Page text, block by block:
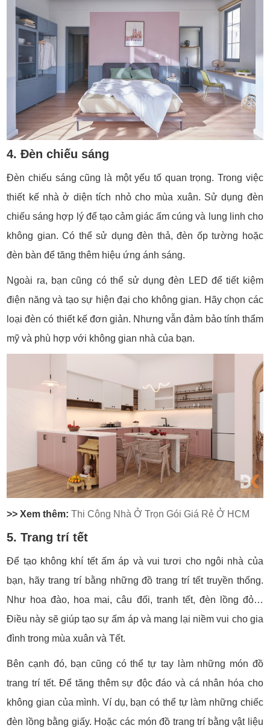
4. Đèn chiếu sáng
Đèn chiếu sáng cũng là một yếu tố quan trọng. Trong việc
thiết kế nhà ở diện tích nhỏ cho mùa xuân. Sử dụng đèn
chiếu sáng hợp lý để tạo cảm giác ấm cúng và lung linh cho
không gian. Có thể sử dụng đèn thả, đèn ốp tường hoặc
đèn bàn để tăng thêm hiệu ứng ánh sáng.
Ngoài ra, bạn cũng có thể sử dụng đèn LED để tiết kiệm
điện năng và tạo sự hiện đại cho không gian. Hãy chọn các
loại đèn có thiết kế đơn giản. Nhưng vẫn đảm bảo tính thẩm
mỹ và phù hợp với không gian nhà của bạn.
>> Xem thêm: Thi Công Nhà Ở Trọn Gói Giá Rẻ Ở HCM
5. Trang trí tết
Để tạo không khí tết ấm áp và vui tươi cho ngôi nhà của
bạn, hãy trang trí bằng những đồ trang trí tết truyền thống.
Như hoa đào, hoa mai, câu đối, tranh tết, đèn lồng đỏ…
Điều này sẽ giúp tạo sự ấm áp và mang lại niềm vui cho gia
đình trong mùa xuân và Tết.
Bên cạnh đó, bạn cũng có thể tự tay làm những món đồ
trang trí tết. Để tăng thêm sự độc đáo và cá nhân hóa cho
không gian của mình. Ví dụ, bạn có thể tự làm những chiếc
đèn lồng bằng giấy. Hoặc các món đồ trang trí bằng vật liệu